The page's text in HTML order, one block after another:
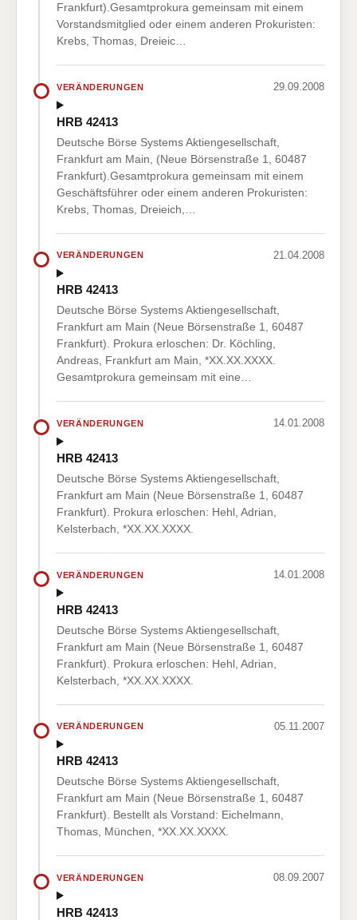
Frankfurt).Gesamtprokura gemeinsam mit einem
Vorstandsmitglied oder einem anderen Prokuristen:
Krebs, Thomas, Dreieic…
VERÄNDERUNGEN 29.09.2008
HRB 42413
Deutsche Börse Systems Aktiengesellschaft,
Frankfurt am Main, (Neue Börsenstraße 1, 60487
Frankfurt).Gesamtprokura gemeinsam mit einem
Geschäftsführer oder einem anderen Prokuristen:
Krebs, Thomas, Dreieich,…
VERÄNDERUNGEN 21.04.2008
HRB 42413
Deutsche Börse Systems Aktiengesellschaft,
Frankfurt am Main (Neue Börsenstraße 1, 60487
Frankfurt). Prokura erloschen: Dr. Köchling,
Andreas, Frankfurt am Main, *XX.XX.XXXX.
Gesamtprokura gemeinsam mit eine…
VERÄNDERUNGEN 14.01.2008
HRB 42413
Deutsche Börse Systems Aktiengesellschaft,
Frankfurt am Main (Neue Börsenstraße 1, 60487
Frankfurt). Prokura erloschen: Hehl, Adrian,
Kelsterbach, *XX.XX.XXXX.
VERÄNDERUNGEN 14.01.2008
HRB 42413
Deutsche Börse Systems Aktiengesellschaft,
Frankfurt am Main (Neue Börsenstraße 1, 60487
Frankfurt). Prokura erloschen: Hehl, Adrian,
Kelsterbach, *XX.XX.XXXX.
VERÄNDERUNGEN 05.11.2007
HRB 42413
Deutsche Börse Systems Aktiengesellschaft,
Frankfurt am Main (Neue Börsenstraße 1, 60487
Frankfurt). Bestellt als Vorstand: Eichelmann,
Thomas, München, *XX.XX.XXXX.
VERÄNDERUNGEN 08.09.2007
HRB 42413